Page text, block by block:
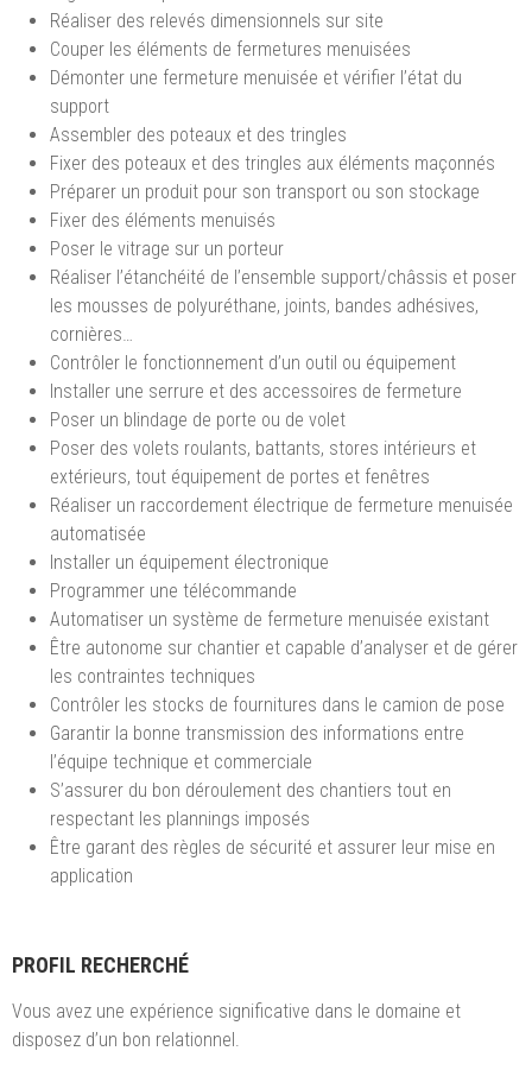
Réaliser des relevés dimensionnels sur site
Couper les éléments de fermetures menuisées
Démonter une fermeture menuisée et vérifier l’état du
support
Assembler des poteaux et des tringles
Fixer des poteaux et des tringles aux éléments maçonnés
Préparer un produit pour son transport ou son stockage
Fixer des éléments menuisés
Poser le vitrage sur un porteur
Réaliser l’étanchéité de l’ensemble support/châssis et poser
les mousses de polyuréthane, joints, bandes adhésives,
cornières…
Contrôler le fonctionnement d’un outil ou équipement
Installer une serrure et des accessoires de fermeture
Poser un blindage de porte ou de volet
Poser des volets roulants, battants, stores intérieurs et
extérieurs, tout équipement de portes et fenêtres
Réaliser un raccordement électrique de fermeture menuisée
automatisée
Installer un équipement électronique
Programmer une télécommande
Automatiser un système de fermeture menuisée existant
Être autonome sur chantier et capable d’analyser et de gérer
les contraintes techniques
Contrôler les stocks de fournitures dans le camion de pose
Garantir la bonne transmission des informations entre
l’équipe technique et commerciale
S’assurer du bon déroulement des chantiers tout en
respectant les plannings imposés
Être garant des règles de sécurité et assurer leur mise en
application
PROFIL RECHERCHÉ
Vous avez une expérience significative dans le domaine et
disposez d’un bon relationnel.